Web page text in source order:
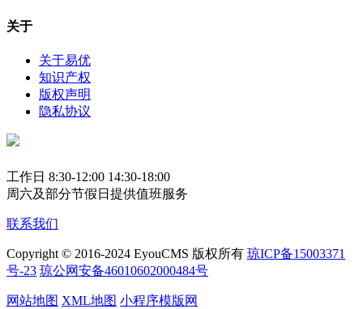
关于
关于易优
知识产权
版权声明
隐私协议
工作日 8:30-12:00 14:30-18:00
周六及部分节假日提供值班服务
联系我们
Copyright © 2016-2024 EyouCMS 版权所有 琼ICP备15003371
号-23 琼公网安备46010602000484号
网站地图 XML地图 小程序模版网